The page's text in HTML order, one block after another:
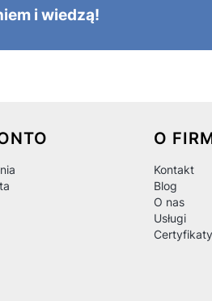
i wiedzą!
O
Kontakt
Blog
O nas
Usługi
Certyfikaty